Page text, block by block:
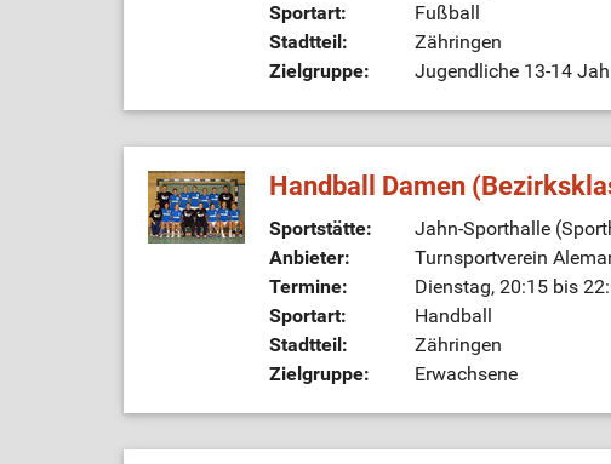
Sportart:
Fußball
Stadtteil:
Zähringen
Zielgruppe:
Jugendliche 13-14
Handball Damen
Sportstätte:
Jahn-Sporthalle
Anbieter:
Turnsportverein
Termine:
Dienstag, 20:15 bis
Sportart:
Handball
Stadtteil:
Zähringen
Zielgruppe:
Erwachsene